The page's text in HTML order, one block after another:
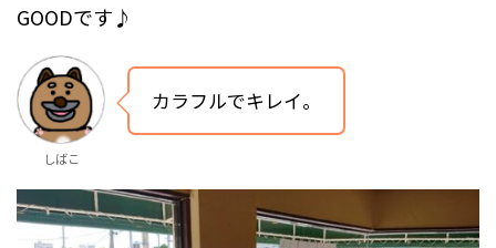
GOODです♪
しばこ
カラフルでキレイ。